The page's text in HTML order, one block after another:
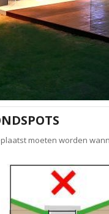
moeten worden